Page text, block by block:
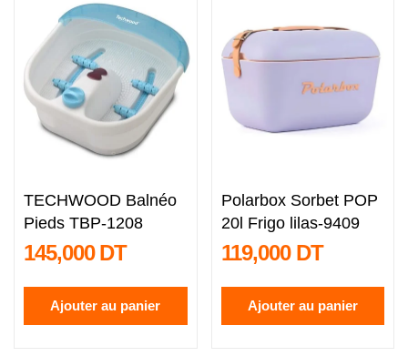
TECHWOOD Balnéo
Pieds TBP-1208
145,000 DT
Ajouter au panier
Polarbox Sorbet POP
20l Frigo lilas-9409
119,000 DT
Ajouter au panier